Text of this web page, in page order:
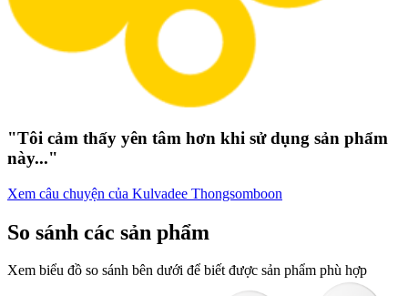
"Tôi cảm thấy yên tâm hơn khi sử dụng sản phẩm
này..."
Xem câu chuyện của Kulvadee Thongsomboon
So sánh các sản phẩm
Xem biểu đồ so sánh bên dưới để biết được sản phẩm phù hợp